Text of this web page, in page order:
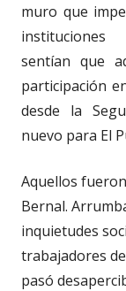
muro que
instituciones
sentían que
participación
desde la
nuevo para El
Aquellos
Bernal.
inquietudes
trabajadores
pasó